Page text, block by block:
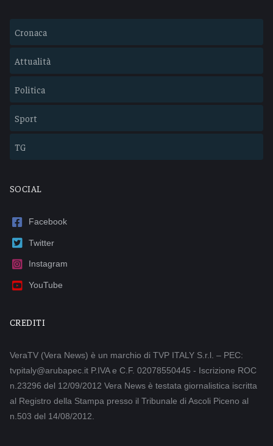
Cronaca
Attualità
Politica
Sport
TG
SOCIAL
Facebook
Twitter
Instagram
YouTube
CREDITI
VeraTV (Vera News) è un marchio di TVP ITALY S.r.l. – PEC:
tvpitaly@arubapec.it P.IVA e C.F. 02078550445 - Iscrizione ROC
n.23296 del 12/09/2012 Vera News è testata giornalistica iscritta
al Registro della Stampa presso il Tribunale di Ascoli Piceno al
n.503 del 14/08/2012.